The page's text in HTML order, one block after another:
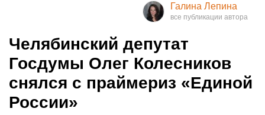
Галина Лепина
Челябинский депутат
Госдумы Олег Колесников
снялся с праймериз «Единой
России»